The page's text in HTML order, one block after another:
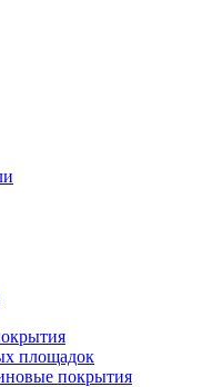
площадок
покрытия